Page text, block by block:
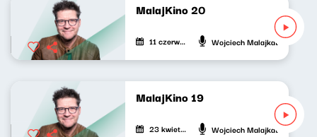
MalajKino 20
11 czerwca 2026 Wojciech Malajkat
MalajKino 19
23 kwietnia 2026 Wojciech Malajkat